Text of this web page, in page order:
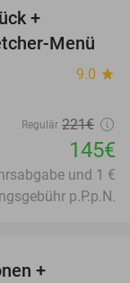
+
Menü
9.0 star
Regulär 221€
145€
und 1 €
p.P.p.N.
+